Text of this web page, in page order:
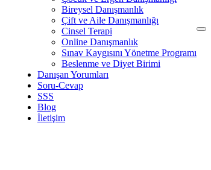
Bireysel Danışmanlık
Çift ve Aile Danışmanlığı
Cinsel Terapi
Online Danışmanlık
Sınav Kaygısını Yönetme Programı
Beslenme ve Diyet Birimi
Danışan Yorumları
Soru-Cevap
SSS
Blog
İletişim